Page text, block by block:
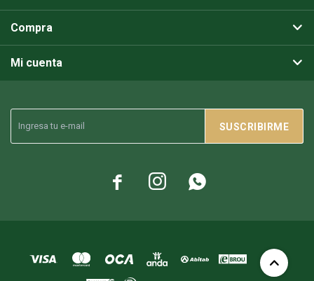
SUSCRIBIRME
  
Compra
Mi cuenta